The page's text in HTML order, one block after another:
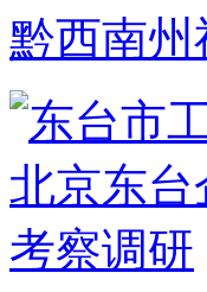
黔西南